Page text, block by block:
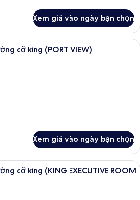
Xem giá vào ngày bạn chọn
Chăn bông, két bảo mật tại phòng,
cỡ king (PORT VIEW)
Xem giá vào ngày bạn chọn
Chăn bông, két bảo mật tại phòng,
cỡ king (KING EXECUTIVE ROOM